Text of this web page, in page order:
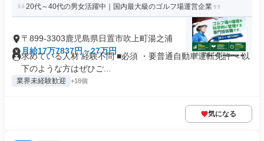
20代～40代の男女活躍中｜国内最大級のゴルフ場運営企業
〒899-3303鹿児島県日置市吹上町湯之浦
月給17万7837円～27万円
求めている人材 経験不問 ■必須 ・要普通自動車運転免許 ＜以
下のような方はぜひご...
業界未経験歓迎 +18個
気になる